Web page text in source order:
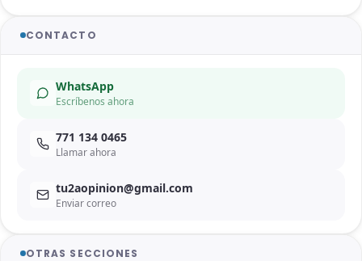
CONTACTO
WhatsApp
Escríbenos ahora
771 134 0465
Llamar ahora
tu2aopinion@gmail.com
Enviar correo
OTRAS SECCIONES